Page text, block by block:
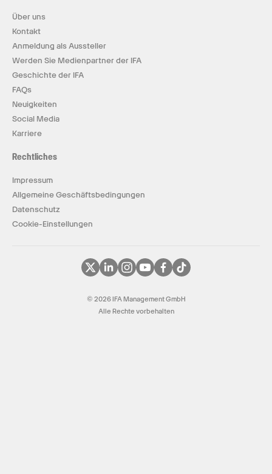
Über uns
Kontakt
Anmeldung als Aussteller
Werden Sie Medienpartner der IFA
Geschichte der IFA
FAQs
Neuigkeiten
Social Media
Karriere
Rechtliches
Impressum
Allgemeine Geschäftsbedingungen
Datenschutz
Cookie-Einstellungen
© 2026 IFA Management GmbH
Alle Rechte vorbehalten